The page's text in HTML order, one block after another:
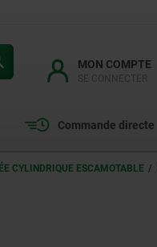
MON COMPTE
Commande directe
CYLINDRIQUE ESCAMOTABLE